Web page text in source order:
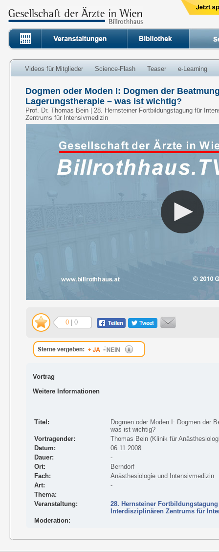
Videos für Mitglieder Science-Flash Teaser e-Learning
Dogmen oder Moden I: Dogmen der
Lagerungstherapie – was ist wichtig?
Prof. Dr. Thomas Bein | 28. Hernsteiner Fortbildungstagung für
Zentrums für Intensivmedizin
0 | 0
Vortrag
Weitere Informationen
Titel:
Dogmen oder Moden I: Dogmen der
was ist wichtig?
Vortragender:
Thomas Bein (Klinik für
Datum:
06.11.2008
Dauer:
-
Ort:
Berndorf
Fach:
Anästhesiologie und Intensivmedizin
Art:
-
Thema:
-
Veranstaltung:
28. Hernsteiner
Interdisziplinären Zentrums für
Moderation: